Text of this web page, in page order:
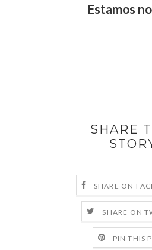
Estamos
SHARE
SHARE ON
SHARE ON
PIN THIS